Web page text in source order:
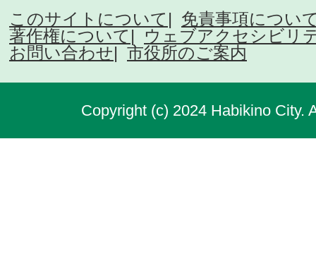
このサイトについて
免責事項につい
著作権について
ウェブアクセシビリ
お問い合わせ
市役所のご案内
Copyright (c) 2024 Habikino City.